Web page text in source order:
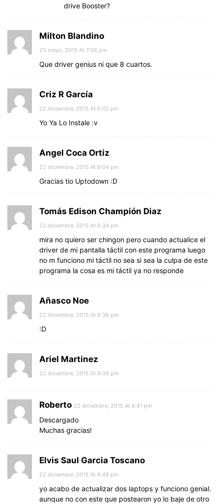
drive Booster?
Milton Blandino
25 mayo, 2015 At 7:06 pm
Que driver genius ni que 8 cuartos.
Criz R García
22 diciembre, 2015 At 6:02 pm
Yo Ya Lo Instale :v
Angel Coca Ortiz
22 diciembre, 2015 At 6:04 pm
Gracias tio Uptodown :D
Tomás Edison Champión Diaz
22 diciembre, 2015 At 6:34 pm
mira no quiero ser chingon pero cuando actualice el
driver de mi pantalla táctil con este programa luego
no m funciono mi táctil no sea si sea la culpa de este
programa la cosa es mi táctil ya no responde
Añasco Noe
22 diciembre, 2015 At 6:38 pm
:D
Ariel Martinez
22 diciembre, 2015 At 6:39 pm
Roberto 22 diciembre, 2015 At 6:41 pm
Descargado
Muchas gracias!
Elvis Saul Garcia Toscano
22 diciembre, 2015 At 6:48 pm
yo acabo de actualizar dos laptops y funciono genial.
aunque no con este que postearon yo lo baje de otro